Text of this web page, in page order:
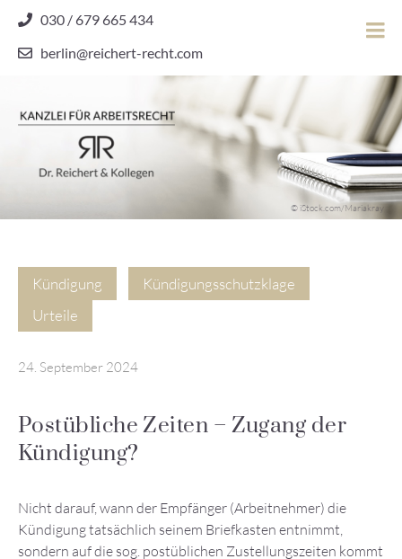
content
030 / 679 665 434
berlin@reichert-recht.com
Dr.
Reichert
Arbeitsrecht
© iStock.com/Mariakray
Kündigung
Kündigungsschutzklage
Urteile
24. September 2024
Postübliche Zeiten – Zugang der
Kündigung?
Nicht darauf, wann der Empfänger (Arbeitnehmer) die
Kündigung tatsächlich seinem Briefkasten entnimmt,
sondern auf die sog. postüblichen Zustellungszeiten kommt